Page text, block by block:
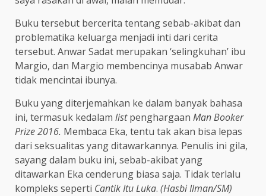
Buku tersebut bercerita tentang sebab-akibat dan
problematika keluarga menjadi inti dari cerita
tersebut. Anwar Sadat merupakan ‘selingkuhan’ ibu
Margio, dan Margio membencinya musabab Anwar
tidak mencintai ibunya.
Buku yang diterjemahkan ke dalam banyak bahasa
ini, termasuk kedalam listpenghargaan Man Booker
Prize 2016. Membaca Eka, tentu tak akan bisa lepas
dari seksualitas yang ditawarkannya. Penulis ini gila,
sayang dalam buku ini, sebab-akibat yang
ditawarkan Eka cenderung biasa saja. Tidak terlalu
kompleks seperti Cantik Itu Luka. (Hasbi Ilman/SM)